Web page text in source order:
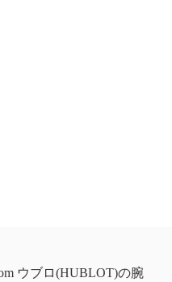
ウブロ(HUBLOT)の腕